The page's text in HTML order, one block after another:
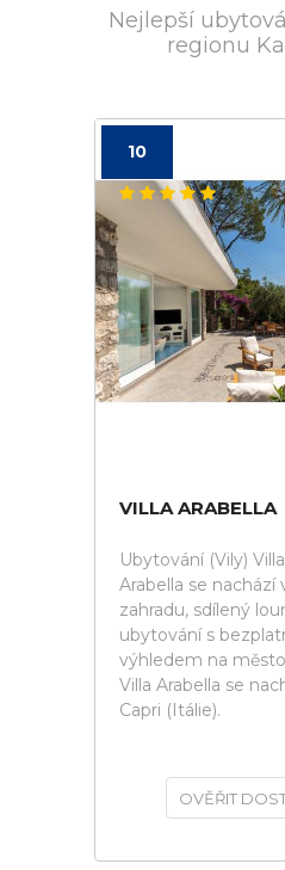
Nejlepší
regionu
10
VILLA ARABELLA
Ubytování (Vily)
Arabella se nachází
zahradu, sdílený
ubytování s
výhledem na
Villa Arabella se
Capri (Itálie).
OVĚŘIT